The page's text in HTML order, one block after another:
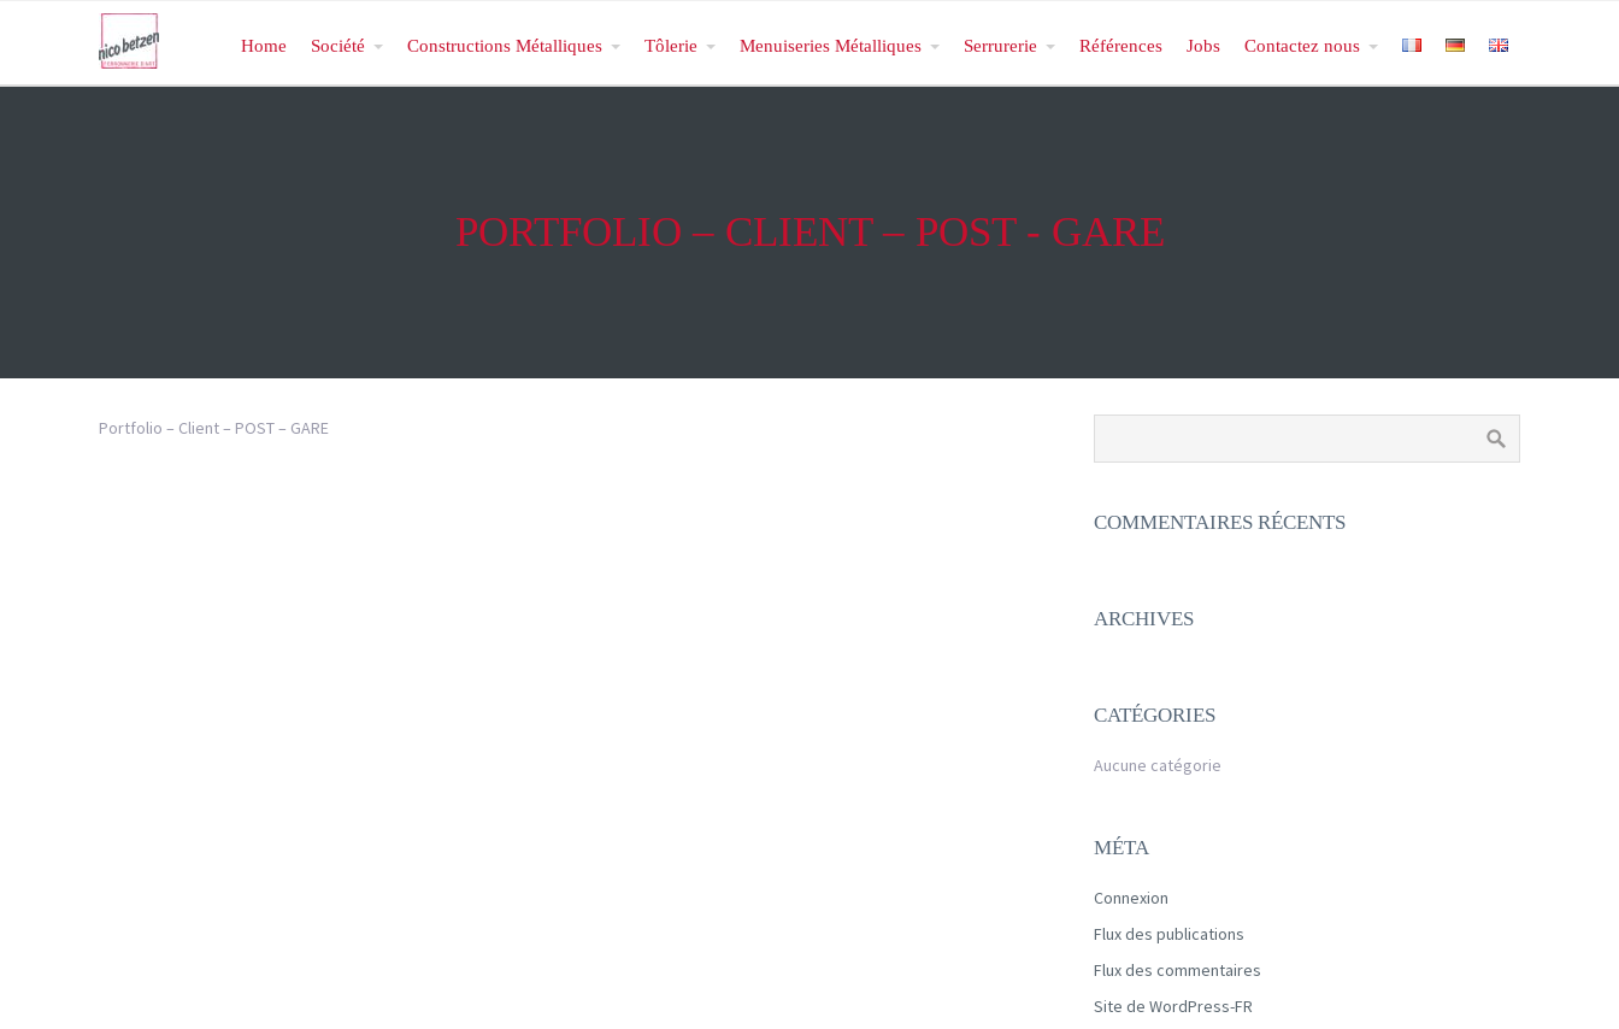
Home Société Constructions Métalliques Tôlerie Menuiseries Métalliques Serrurerie Références Jobs Contactez nous
PORTFOLIO – CLIENT – POST - GARE
Portfolio – Client – POST – GARE
COMMENTAIRES RÉCENTS
ARCHIVES
CATÉGORIES
Aucune catégorie
MÉTA
Connexion
Flux des publications
Flux des commentaires
Site de WordPress-FR